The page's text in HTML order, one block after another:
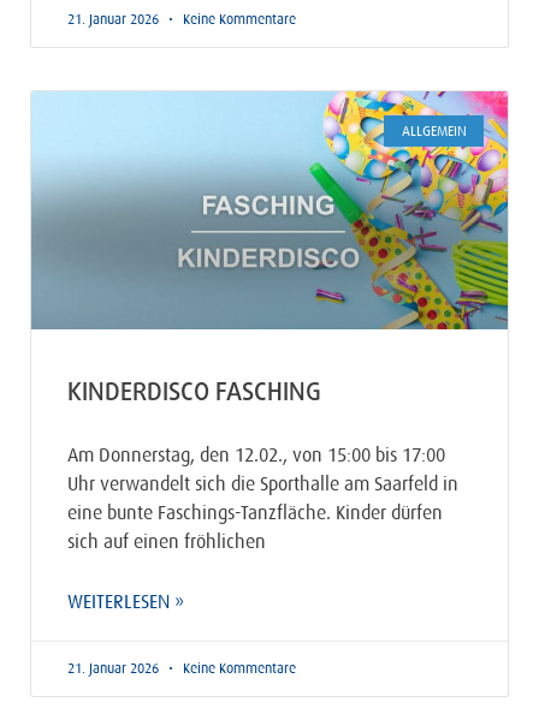
21. Januar 2026 Keine Kommentare
ALLGEMEIN
KINDERDISCO FASCHING
Am Donnerstag, den 12.02., von 15:00 bis 17:00
Uhr verwandelt sich die Sporthalle am Saarfeld in
eine bunte Faschings-Tanzfläche. Kinder dürfen
sich auf einen fröhlichen
WEITERLESEN »
21. Januar 2026 Keine Kommentare